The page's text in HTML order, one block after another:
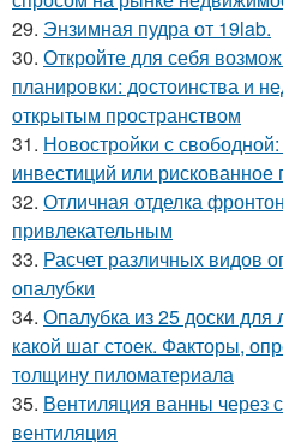
29. Энзимная пудра от 19lab.
30. Откройте для себя
планировки: достоинства и
открытым пространством
31. Новостройки с
инвестиций или рискованное
32. Отличная отделка
привлекательным
33. Расчет различных видов
опалубки
34. Опалубка из 25 доски для
какой шаг стоек. Факторы,
толщину пиломатериала
35. Вентиляция ванны через
вентиляция